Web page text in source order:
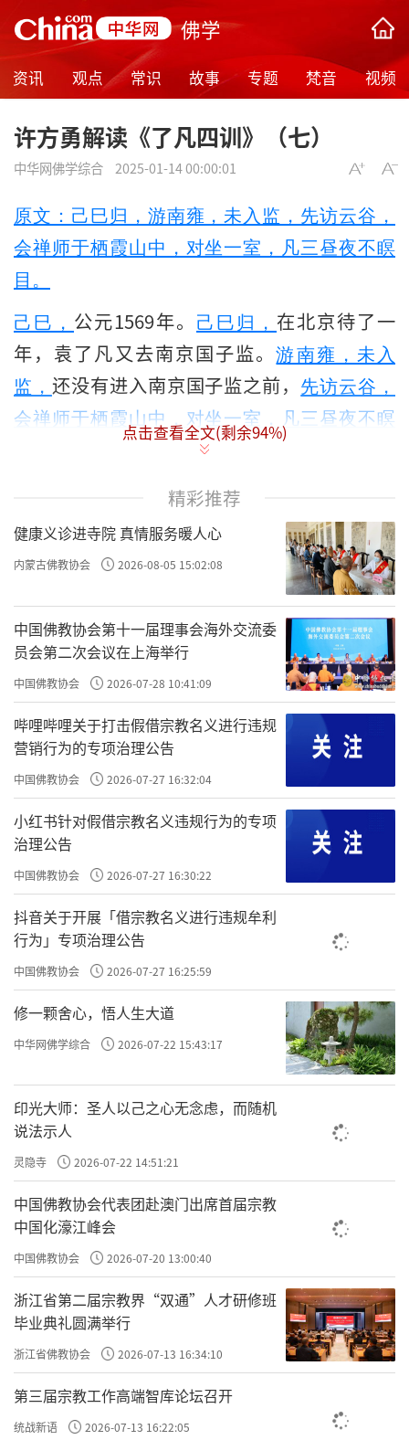
佛学
资讯 观点 常识 故事 专题 梵音 视频
许方勇解读《了凡四训》（七）
中华网佛学综合 2025-01-14 00:00:01
原文：己巳归，游南雍，未入监，先访云谷，
会禅师于栖霞山中，对坐一室，凡三昼夜不瞑
目。
己巳， 公元1569年。 己巳归， 在北京待了一
年，袁了凡又去南京国子监。游南雍，未入
监， 还没有进入南京国子监之前，
先访云谷，
会禅师于栖霞山中，对坐一室，凡三昼夜不瞑
1569年，他已经36岁，又从北京国子监到
先到栖霞山中，找到云谷禅师
昼夜不瞑目。
云谷禅师是明朝的一位高僧，在南京栖霞山的
栖霞寺。
我们最初的设想是第一场《了凡四训》在南京
讲，结果各种机缘没有成行，明年我们会有一
站《了凡四训》放在南京，因为那是袁了凡悟
道的地方。
跟云谷禅师对坐、三昼夜不瞑目。云谷禅师是
明朝很有威望的和尚，很多达官显贵来找他。
云谷禅师很简单，找他来问或者来请教的，给
他面前放一蒲团，你先坐着，看你能坐多久。
袁了凡跟云谷禅师对坐三天三夜。袁了凡无所
求嘛，他来对坐，他也不是要跟云谷禅师去请
教，他坐习惯了，他已经很习惯于静坐了，所
以他没觉得打坐是个事儿。
如果你心烦意乱、你心不静，你一定坐不住
的。可能你坐半天，一看这老和尚还在这儿装
腔作势，你就走了。
所以你看，袁了凡也是在无意识中第二次改
命。第一次是从医回到文，本来是要学医的。
这一次是真正的要改命，自己被孔先生算的命
要开始不准了，看他改命啊。
原文：云谷问曰：“凡人所以不得作圣者，只为
妄念相缠耳。汝坐三日，不见起一妄念，何
也？”。
这个跟我们的古圣先贤说的多一样。
不得作圣者，普通人不能成佛做主，不能成为
点击查看全文(剩余94%)
精彩推荐
健康义诊进寺院 真情服务暖人心
内蒙古佛教协会 2026-08-05 15:02:08
中国佛教协会第十一届理事会海外交流委
员会第二次会议在上海举行
中国佛教协会 2026-07-28 10:41:09
哔哩哔哩关于打击假借宗教名义进行违规
营销行为的专项治理公告
中国佛教协会 2026-07-27 16:32:04
小红书针对假借宗教名义违规行为的专项
治理公告
中国佛教协会 2026-07-27 16:30:22
抖音关于开展「借宗教名义进行违规牟利
行为」专项治理公告
中国佛教协会 2026-07-27 16:25:59
修一颗舍心，悟人生大道
中华网佛学综合 2026-07-22 15:43:17
印光大师：圣人以己之心无念虑，而随机
说法示人
灵隐寺 2026-07-22 14:51:21
中国佛教协会代表团赴澳门出席首届宗教
中国化濠江峰会
中国佛教协会 2026-07-20 13:00:40
浙江省第二届宗教界“双通”人才研修班
毕业典礼圆满举行
浙江省佛教协会 2026-07-13 16:34:10
第三届宗教工作高端智库论坛召开
统战新语 2026-07-13 16:22:05